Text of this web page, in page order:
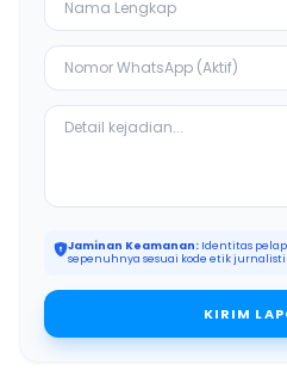
Jaminan Keamanan: Identitas
sepenuhnya sesuai kode etik
KIRIM